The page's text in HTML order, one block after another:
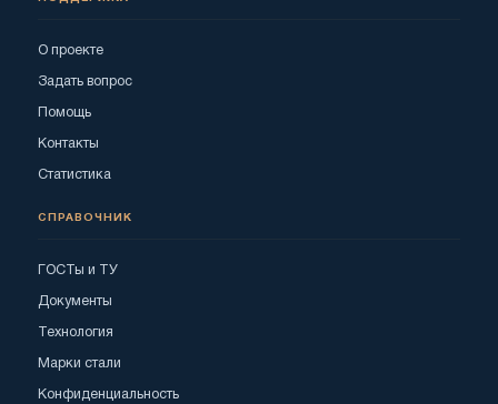
О проекте
Задать вопрос
Помощь
Контакты
Статистика
СПРАВОЧНИК
ГОСТы и ТУ
Документы
Технология
Марки стали
Конфиденциальность